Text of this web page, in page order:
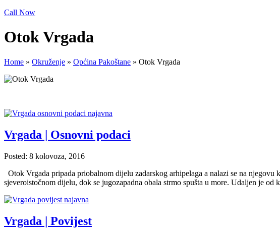
Call Now
Otok Vrgada
Home » Okruženje » Općina Pakoštane » Otok Vrgada
Vrgada | Osnovni podaci
Posted: 8 kolovoza, 2016
Otok Vrgada pripada priobalnom dijelu zadarskog arhipelaga a nalazi se na
sjeveroistočnom dijelu, dok se jugozapadna obala strmo spušta u more. Udaljen je
Vrgada | Povijest